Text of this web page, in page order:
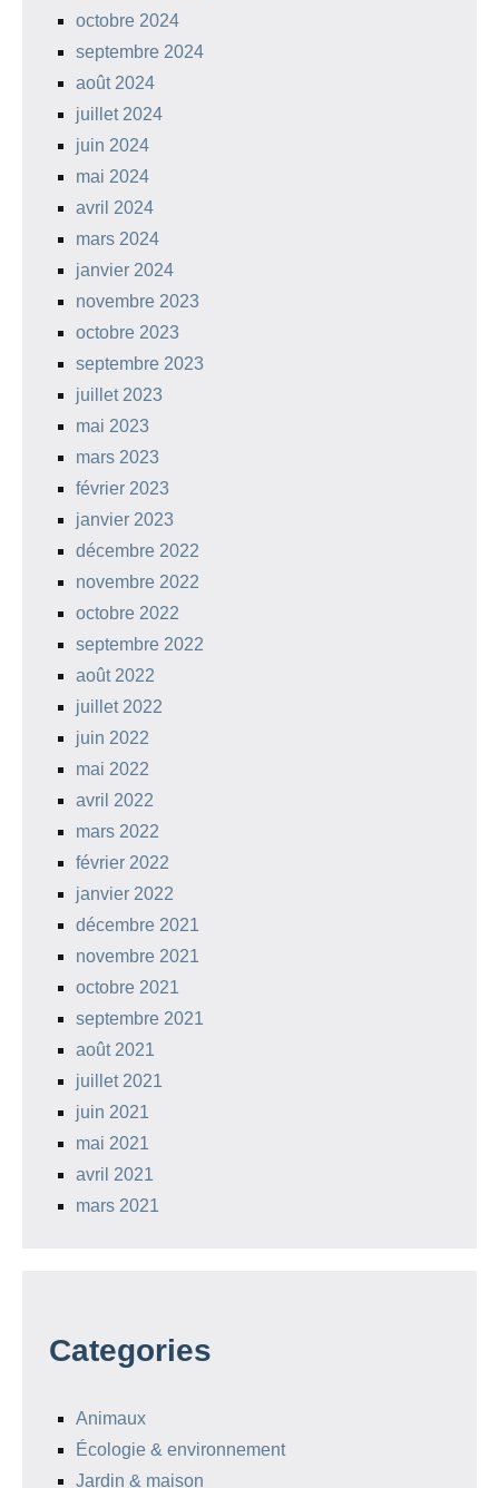
octobre 2024
septembre 2024
août 2024
juillet 2024
juin 2024
mai 2024
avril 2024
mars 2024
janvier 2024
novembre 2023
octobre 2023
septembre 2023
juillet 2023
mai 2023
mars 2023
février 2023
janvier 2023
décembre 2022
novembre 2022
octobre 2022
septembre 2022
août 2022
juillet 2022
juin 2022
mai 2022
avril 2022
mars 2022
février 2022
janvier 2022
décembre 2021
novembre 2021
octobre 2021
septembre 2021
août 2021
juillet 2021
juin 2021
mai 2021
avril 2021
mars 2021
Categories
Animaux
Écologie & environnement
Jardin & maison